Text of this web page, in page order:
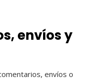
envíos y
envíos o